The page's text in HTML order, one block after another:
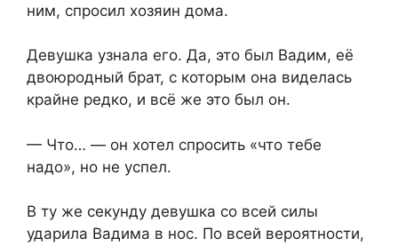
ним, спросил хозяин дома.
Девушка узнала его. Да, это был Вадим, её
двоюродный брат, с которым она виделась
крайне редко, и всё же это был он.
— Что… — он хотел спросить «что тебе
надо», но не успел.
В ту же секунду девушка со всей силы
ударила Вадима в нос. По всей вероятности,